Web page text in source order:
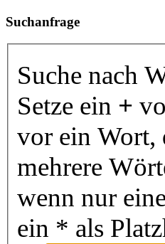
Suchanfrage
Suche nach
Setze ein +
vor ein Wort,
mehrere
wenn nur
ein * als